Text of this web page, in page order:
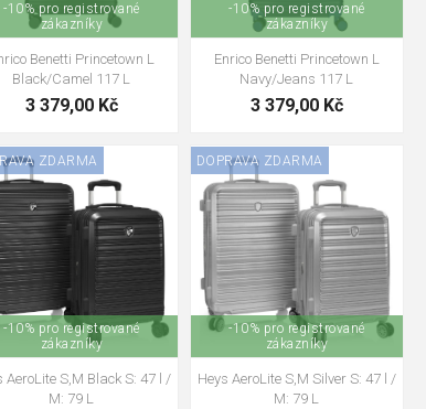
zámku. Je doporučovaný zejména při cestách do
lze pohodlně vést vedle sebe bez zbytečné
kufry, skořepinové i textilní modely, praktické sady
zavazadlo přesně podle způsobu cestování i délky
-10% pro registrované
zákazníky
Benetti Princetown L
Black/Camel 117 L
3 379,00 Kč
-10% pro registrované
zákazníky
Enrico Benetti Princetown L
Navy/Jeans 117 L
3 379,00 Kč
ZDARMA
-10% pro registrované
zákazníky
AeroLite S,M Black S: 47 l /
M: 79 L
DOPRAVA ZDARMA
-10% pro registrované
zákazníky
Heys AeroLite S,M Silver S: 47 l /
M: 79 L